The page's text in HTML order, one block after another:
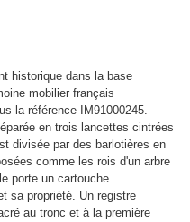
historique dans la base
mobilier français
la référence IM91000245.
en trois lancettes cintrées
divisée par des barlotières en
comme les rois d'un arbre
porte un cartouche
sa propriété. Un registre
au tronc et à la première